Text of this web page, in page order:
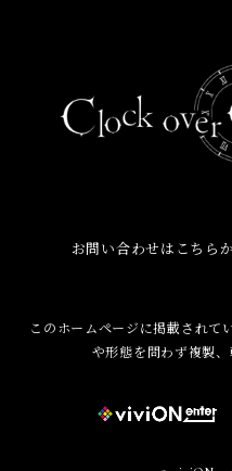
お問い合わせはこちら
このホームページに掲載されて
や形態を問わず複製、